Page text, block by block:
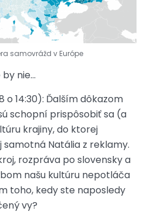
samovrážd v Európe
nie…
o 14:30): Ďalším dôkazom
schopní prispôsobiť sa (a
krajiny, do ktorej
samotná Natália z reklamy.
rozpráva po slovensky a
našu kultúru nepotláča
toho, kedy ste naposledy
vy?